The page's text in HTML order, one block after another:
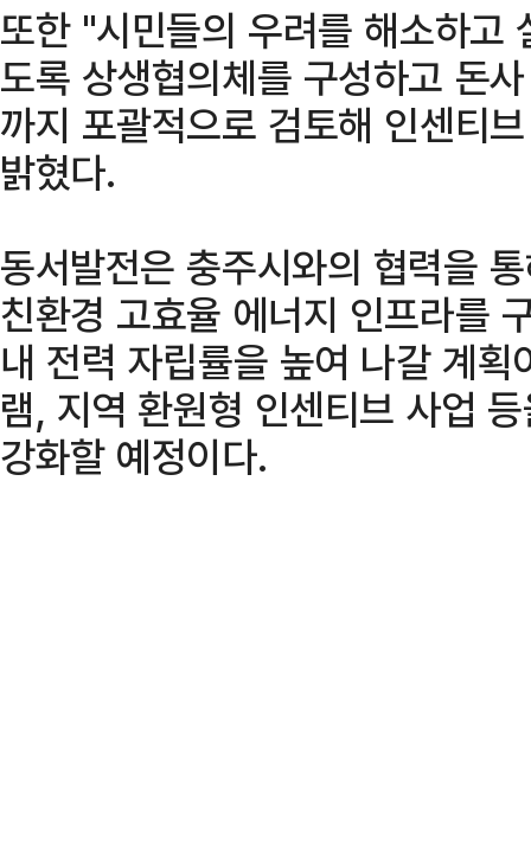
또한 "시민들의 우려를 해소하고
도록 상생협의체를 구성하고 돈
까지 포괄적으로 검토해 인센티
밝혔다.
동서발전은 충주시와의 협력을
친환경 고효율 에너지 인프라를
내 전력 자립률을 높여 나갈 계
램, 지역 환원형 인센티브 사업
강화할 예정이다.